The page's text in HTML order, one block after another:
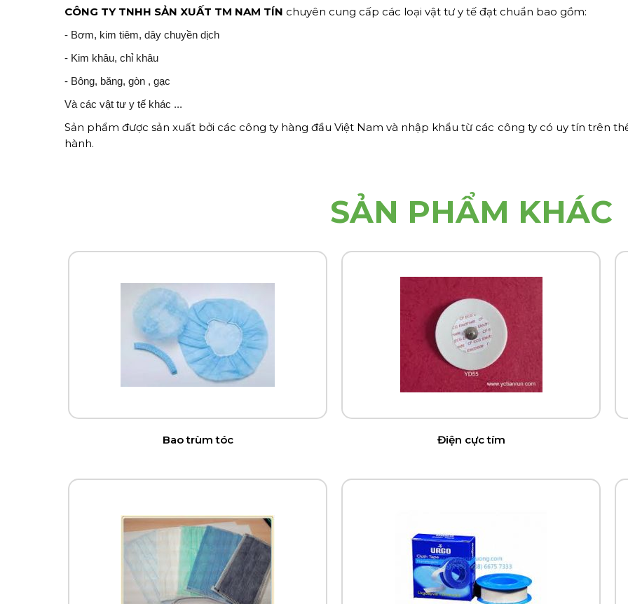
CÔNG TY TNHH SẢN XUẤT TM NAM TÍN chuyên cung cấp các loại vật tư y tế đạt chuẩn bao gồm:
- Bơm, kim tiêm, dây chuyền dịch
- Kim khâu, chỉ khâu
- Bông, băng, gòn , gạc
Và các vật tư y tế khác ...
Sản phẩm được sản xuất bởi các công ty hàng đầu Việt Nam và nhập khẩutừ các công ty có uy tín trên
hành.
SẢN PHẨM KHÁC
Bao trùm tóc Điện cực tím